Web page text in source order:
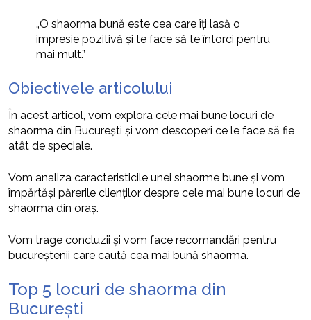
„O shaorma bună este cea care îți lasă o
impresie pozitivă și te face să te întorci pentru
mai mult.”
Obiectivele articolului
În acest articol, vom explora cele mai bune locuri de
shaorma din București și vom descoperi ce le face să fie
atât de speciale.
Vom analiza caracteristicile unei shaorme bune și vom
împărtăși părerile clienților despre cele mai bune locuri de
shaorma din oraș.
Vom trage concluzii și vom face recomandări pentru
bucureștenii care caută cea mai bună shaorma.
Top 5 locuri de shaorma din
București